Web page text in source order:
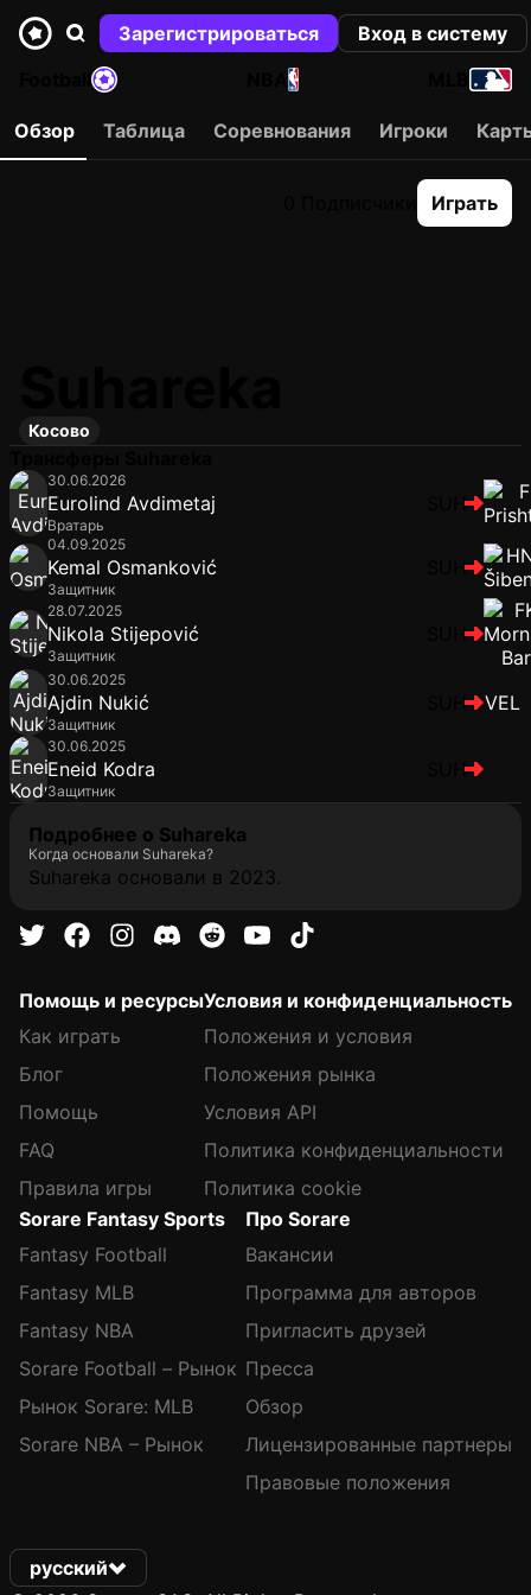
Зарегистрироваться
Вход в систему
NBA
Обзор Таблица Соревнования Игроки
Играть
Косово
30.06.2026
Eurolind Avdimetaj
Вратарь
SUH
04.09.2025
Kemal Osmanković
Защитник
SUH
28.07.2025
Nikola Stijepović
Защитник
SUH
30.06.2025
Ajdin Nukić
Защитник
SUH VEL
30.06.2025
Eneid Kodra
Защитник
SUH
Подробнее о Suhareka
Когда основали Suhareka?
Suhareka основали в 2023.
Помощь и ресурсы
Как играть
Блог
Помощь
FAQ
Правила игры
Условия и конфиденциальность
Положения и условия
Положения рынка
Условия API
Политика конфиденциальности
Политика cookie
Sorare Fantasy Sports
Fantasy Football
Fantasy MLB
Fantasy NBA
Sorare Football – Рынок
Рынок Sorare: MLB
Sorare NBA – Рынок
Про Sorare
Вакансии
Программа для авторов
Пригласить друзей
Пресса
Обзор
Лицензированные партнеры
Правовые положения
русский